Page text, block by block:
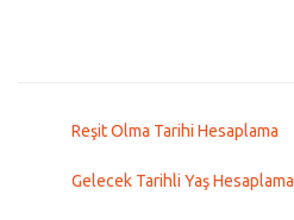
Reşit Olma Tarihi Hesaplama
Gelecek Tarihli Yaş Hesaplama